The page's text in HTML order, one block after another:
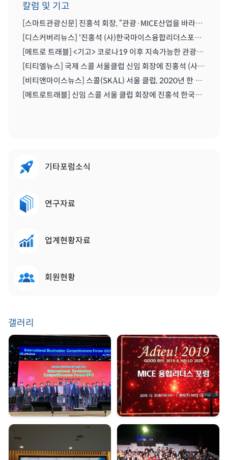
칼럼 및 기고
[스마트관광신문] 진홍석 회장, “관광·MICE산업을 바라보는 가치의 전환을 위해 노력이 필요한 시기” | 2021.04.29
[디스커버리뉴스] '진홍석 (사)한국마이스융합리더스포럼 회장',"코로나를 또다른 기회로" | 2020.07.06
[메트로 트래블] <기고> 코로나19 이후 지속가능한 관광마이스산업과 'MICE 5.0' | 2020.06.28
[티티엘뉴스] 국제 스콜 서울클럽 신임 회장에 진홍석 (사)한국마이스융합리더스포럼 회장 | 2019.12.13
[비티앤마이스뉴스] 스콜(SKÅL) 서울 클럽, 2020년 한 해 동안 이끌 새 임원진 구성하다 | 2019.12.13
[메트로트래블] 신임 스콜 서울 클럽 회장에 진홍석 한국마이스융합리더스포럼회장 선출 | 2019.12.22
기타포럼소식
연구자료
업계현황자료
회원현황
갤러리
GDW 2021 | 2021.
08. 25
송년회 | 2019. 12. 31